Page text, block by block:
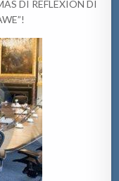
DI REFLEXION DI